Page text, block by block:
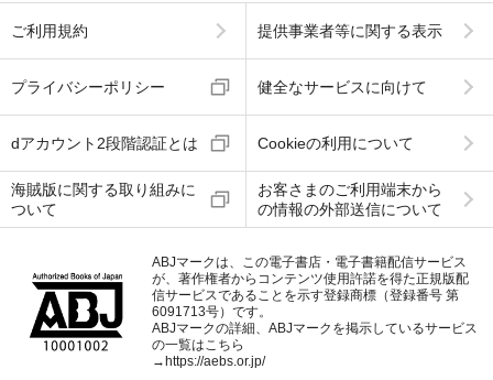
ご利用規約 提供事業者等に関する表示
プライバシーポリシー 健全なサービスに向けて
dアカウント2段階認証とは Cookieの利用について
海賊版に関する取り組みに
ついて
お客さまのご利用端末から
の情報の外部送信について
ABJマークは、この電子書店・電子書籍配信サービス
が、著作権者からコンテンツ使用許諾を得た正規版配
信サービスであることを示す登録商標（登録番号 第
6091713号）です。
ABJマークの詳細、ABJマークを掲示しているサービス
の一覧はこちら
→ https://aebs.or.jp/